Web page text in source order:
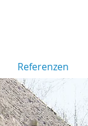
Referenzen